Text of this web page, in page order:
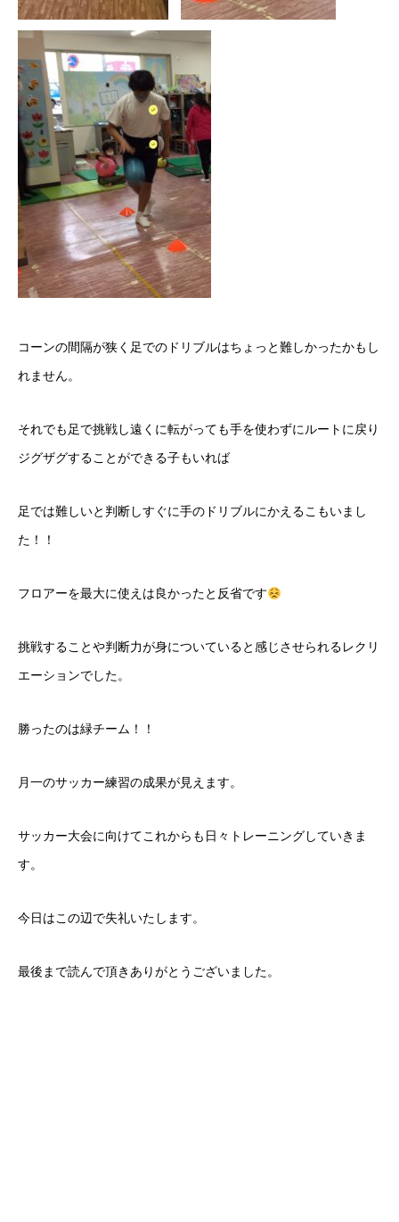
コーンの間隔が狭く足でのドリブルはちょっと難しかったかもし
れません。
それでも足で挑戦し遠くに転がっても手を使わずにルートに戻り
ジグザグすることができる子もいれば
足では難しいと判断しすぐに手のドリブルにかえるこもいまし
た！！
フロアーを最大に使えは良かったと反省です
挑戦することや判断力が身についていると感じさせられるレクリ
エーションでした。
勝ったのは緑チーム！！
月一のサッカー練習の成果が見えます。
サッカー大会に向けてこれからも日々トレーニングしていきま
す。
今日はこの辺で失礼いたします。
最後まで読んで頂きありがとうございました。